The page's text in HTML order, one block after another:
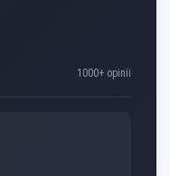
1000+ opinii